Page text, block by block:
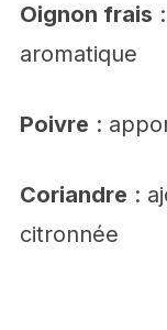
Oignon frais
aromatique
Poivre :
Coriandre :
citronnée